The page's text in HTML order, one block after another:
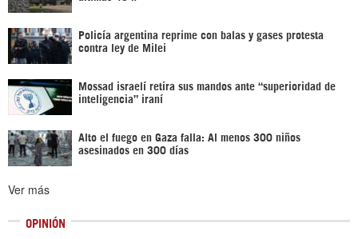
Policía argentina reprime con balas y gases protesta
contra ley de Milei
Mossad israelí retira sus mandos ante “superioridad de
inteligencia” iraní
Alto el fuego en Gaza falla: Al menos 300 niños
asesinados en 300 días
Ver más
OPINIÓN